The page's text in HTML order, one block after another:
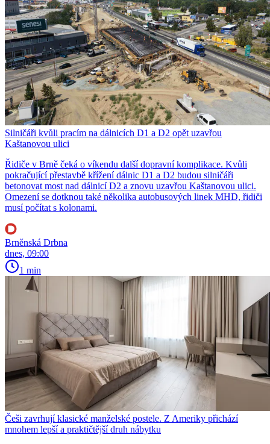
Silničáři kvůli pracím na dálnicích D1 a D2 opět uzavřou
Kaštanovou ulici
Řidiče v Brně čeká o víkendu další dopravní komplikace. Kvůli
pokračující přestavbě křížení dálnic D1 a D2 budou silničáři
betonovat most nad dálnicí D2 a znovu uzavřou Kaštanovou ulici.
Omezení se dotknou také několika autobusových linek MHD, řidiči
musí počítat s kolonami.
Brněnská Drbna
dnes, 09:00
1 min
Češi zavrhují klasické manželské postele. Z Ameriky přichází
mnohem lepší a praktičtější druh nábytku